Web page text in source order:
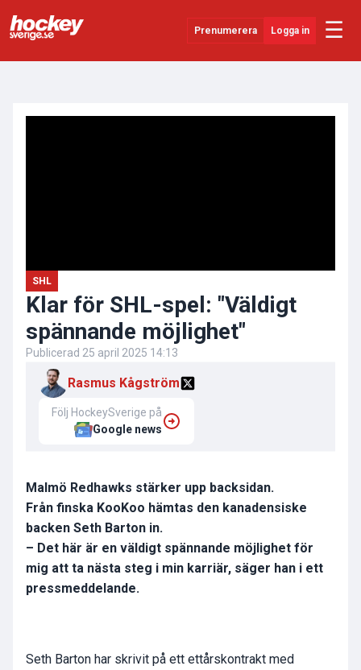
Prenumerera Logga in ☰
SHL
Klar för SHL-spel: "Väldigt
spännande möjlighet"
Publicerad 25 april 2025 14:13
Rasmus Kågström
Följ HockeySverige på
Google news
Malmö Redhawks stärker upp backsidan.
Från finska KooKoo hämtas den kanadensiske
backen Seth Barton in.
– Det här är en väldigt spännande möjlighet för
mig att ta nästa steg i min karriär, säger han i ett
pressmeddelande.
Seth Barton har skrivit på ett ettårskontrakt med